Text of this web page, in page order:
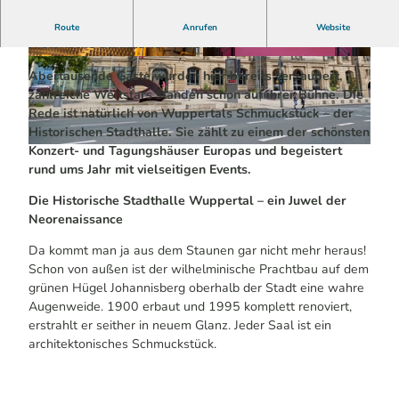
© Andrea Quaß |CC-BY-SA
© Simon Says Media |CC-BY-SA © Andrea Quaß |CC-BY-SA
Route Anrufen Website
Feinste Konzertakustik und jede Menge Events |
Historische Stadthalle Wuppertal
Abertausende Gäste wurden hier bereits verzaubert,
zahlreiche Weltstars standen schon auf ihrer Bühne. Die
Rede ist natürlich von Wuppertals Schmuckstück – der
Historischen Stadthalle. Sie zählt zu einem der schönsten
Konzert- und Tagungshäuser Europas und begeistert
rund ums Jahr mit vielseitigen Events.
Die Historische Stadthalle Wuppertal – ein Juwel der
Neorenaissance
Da kommt man ja aus dem Staunen gar nicht mehr heraus!
Schon von außen ist der wilhelminische Prachtbau auf dem
grünen Hügel Johannisberg oberhalb der Stadt eine wahre
Augenweide. 1900 erbaut und 1995 komplett renoviert,
erstrahlt er seither in neuem Glanz. Jeder Saal ist ein
architektonisches Schmuckstück.